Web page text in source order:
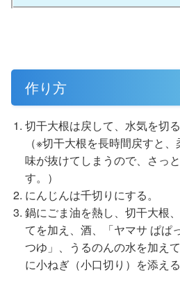
作り方
切干大根は戻して、水気を切る
（※切干大根を長時間戻すと
味が抜けてしまうので、さっ
す。）
にんじんは千切りにする。
鍋にごま油を熱し、切干大根
てを加え、酒、「ヤマサ ぱぱ
つゆ」、うるのんの水を加え
に小ねぎ（小口切り）を添える